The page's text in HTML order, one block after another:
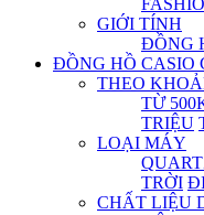
GIỚI TÍNH
ĐỒNG
ĐỒNG HỒ CASIO
THEO
TỪ
TRIỆU
LOẠI MÁY
TRỜI
CHẤT LIỆU